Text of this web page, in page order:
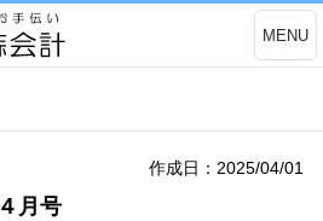
MENU
作成日：2025/04/01
月号